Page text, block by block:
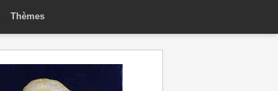
Thèmes